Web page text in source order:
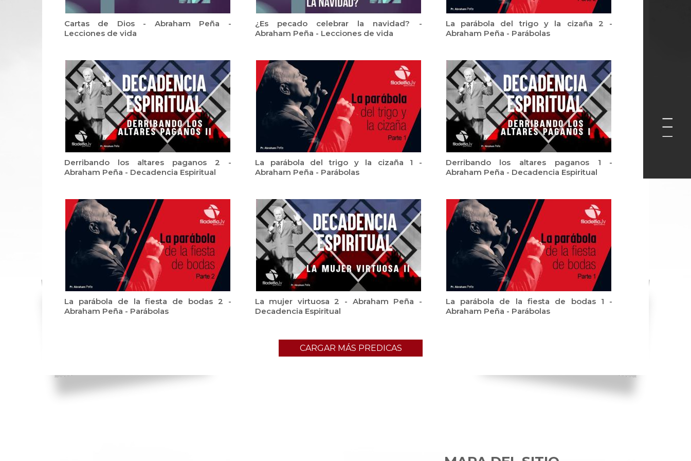
Cartas de Dios - Abraham Peña -
Lecciones de vida
¿Es pecado celebrar la navidad? -
Abraham Peña - Lecciones de vida
La parábola del trigo y la cizaña 2 -
Abraham Peña - Parábolas
Derribando los altares paganos 2 -
Abraham Peña - Decadencia Espiritual
La parábola del trigo y la cizaña 1 -
Abraham Peña - Parábolas
Derribando los altares paganos 1 -
Abraham Peña - Decadencia Espiritual
La parábola de la fiesta de bodas 2 -
Abraham Peña - Parábolas
La mujer virtuosa 2 - Abraham Peña -
Decadencia Espiritual
La parábola de la fiesta de bodas 1 -
Abraham Peña - Parábolas
CARGAR MÁS PREDICAS